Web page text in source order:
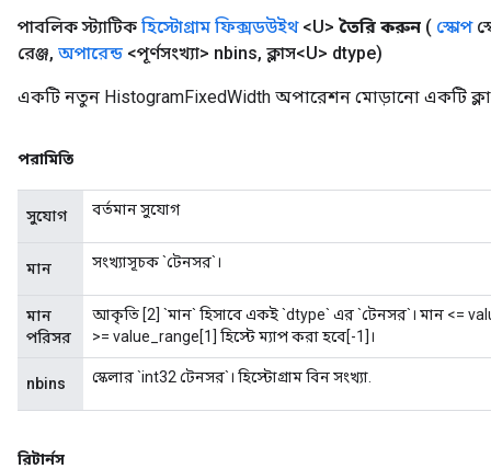
পাবলিক স্ট্যাটিক হিস্টোগ্রাম ফিক্সডউইথ<U> তৈরি করুন ( স্কোপ
রেঞ্জ, অপারেন্ড <পূর্ণসংখ্যা> nbins, ক্লাস<U> dtype)
একটি নতুন HistogramFixedWidth অপারেশন মোড়ানো একটি
পরামিতি
সুযোগ বর্তমান সুযোগ
মান সংখ্যাসূচক `টেনসর`।
মান
পরিসর
আকৃতি [2] `মান` হিসাবে একই `dtype` এর `টেনসর`। মান <=
>= value_range[1] হিস্টে ম্যাপ করা হবে[-1]।
nbins স্কেলার `int32 টেনসর`। হিস্টোগ্রাম বিন সংখ্যা.
রিটার্নস